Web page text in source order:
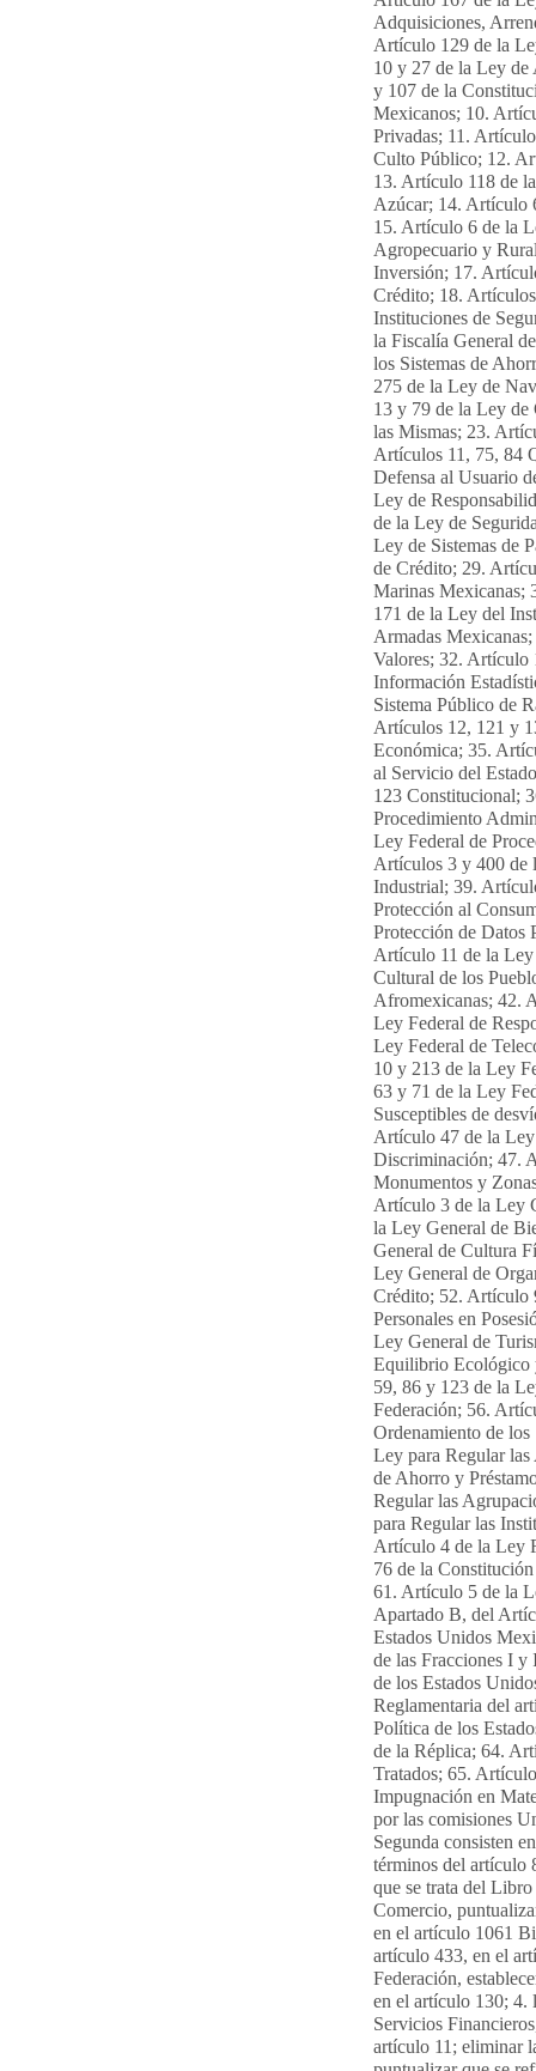
Adquisiciones,
Artículo 129 de la
10 y 27 de la Ley de
y 107 de la
Mexicanos; 10.
Privadas; 11.
Culto Público; 12.
13. Artículo 118 de
Azúcar; 14. Artículo
15. Artículo 6 de la
Agropecuario y
Inversión; 17.
Crédito; 18.
Instituciones de
la Fiscalía General
los Sistemas de
275 de la Ley de
13 y 79 de la Ley de
las Mismas; 23.
Artículos 11, 75, 84
Defensa al Usuario
Ley de
de la Ley de
Ley de Sistemas de
de Crédito; 29.
Marinas Mexicanas;
171 de la Ley del
Armadas
Valores; 32. Artículo
Información
Sistema Público de
Artículos 12, 121 y
Económica; 35.
al Servicio del
123 Constitucional;
Procedimiento
Ley Federal de
Artículos 3 y 400 de
Industrial; 39.
Protección al
Protección de Datos
Artículo 11 de la
Cultural de los
Afromexicanas; 42.
Ley Federal de
Ley Federal de
10 y 213 de la Ley
63 y 71 de la Ley
Susceptibles de
Artículo 47 de la
Discriminación; 47.
Monumentos y
Artículo 3 de la Ley
la Ley General de
General de Cultura
Ley General de
Crédito; 52. Artículo
Personales en
Ley General de
Equilibrio Ecológico
59, 86 y 123 de la
Federación; 56.
Ordenamiento de
Ley para Regular las
de Ahorro y
Regular las
para Regular las
Artículo 4 de la Ley
76 de la
61. Artículo 5 de la
Apartado B, del
Estados Unidos
de las Fracciones I
de los Estados
Reglamentaria del
Política de los
de la Réplica; 64.
Tratados; 65.
Impugnación en
por las comisiones
Segunda consisten
términos del artículo
que se trata del
Comercio,
en el artículo 1061
artículo 433, en el
Federación,
en el artículo 130; 4.
Servicios
artículo 11; eliminar